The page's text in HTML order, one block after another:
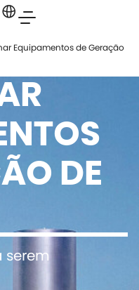
Equipamentos de Geração
DE
serem